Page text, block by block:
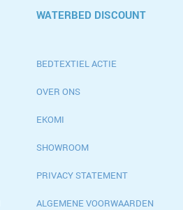
WATERBED DISCOUNT
BEDTEXTIEL ACTIE
OVER ONS
EKOMI
SHOWROOM
PRIVACY STATEMENT
ALGEMENE VOORWAARDEN